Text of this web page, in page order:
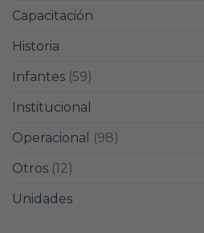
Capacitación
Historia
Infantes (59)
Institucional
Operacional
(98)
Otros (12)
Unidades